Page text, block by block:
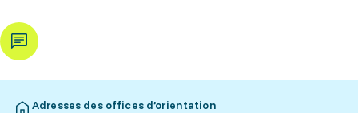
Adresses des offices d’orientation